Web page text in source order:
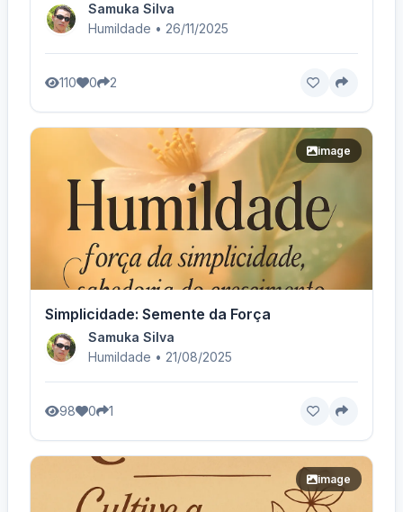
Samuka Silva
Humildade • 26/11/2025
110 0 2
image
Simplicidade: Semente da Força
Samuka Silva
Humildade • 21/08/2025
98 0 1
image